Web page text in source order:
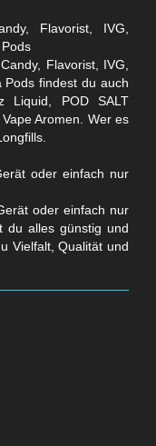
Flavorist, IVG,
Pods findest du auch
Liquid, POD SALT
Aromen. Wer es
oder einfach nur
du alles günstig und
Vielfalt, Qualität und